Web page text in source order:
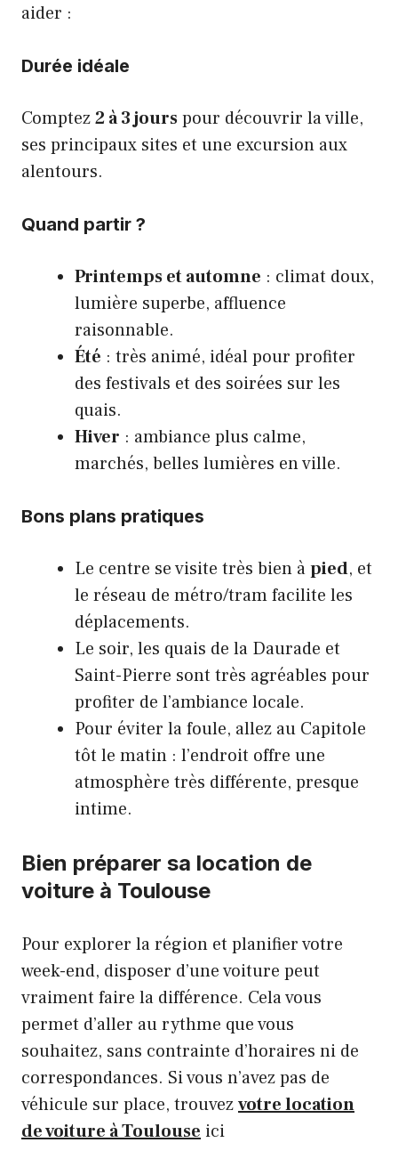
aider :
Durée idéale
Comptez2 à 3 jourspour découvrir la ville,
ses principaux sites et une excursion aux
alentours.
Quand partir ?
Printemps et automne : climat doux,
lumière superbe, affluence
raisonnable.
Été : très animé, idéal pour profiter
des festivals et des soirées sur les
quais.
Hiver : ambiance plus calme,
marchés, belles lumières en ville.
Bons plans pratiques
Le centre se visite très bien àpied, et
le réseau de métro/tram facilite les
déplacements.
Le soir, les quais de la Daurade et
Saint-Pierre sont très agréables pour
profiter de l’ambiance locale.
Pour éviter la foule, allez au Capitole
tôt le matin : l’endroit offre une
atmosphère très différente, presque
intime.
Bien préparer sa location de
voiture à Toulouse
Pour explorer la région et planifier votre
week-end, disposer d’une voiture peut
vraiment faire la différence. Cela vous
permet d’aller au rythme que vous
souhaitez, sans contrainte d’horaires ni de
correspondances. Si vous n’avez pas de
véhicule sur place, trouvezvotre location
de voiture à Toulouse ici